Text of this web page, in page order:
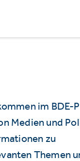
im BDE-
Medien und
zu
Themen